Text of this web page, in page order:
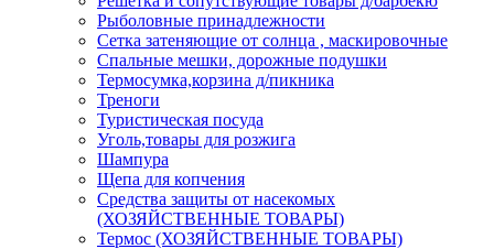
Рыболовные принадлежности
Сетка затеняющие от солнца , маскировочные
Спальные мешки, дорожные подушки
Термосумка,корзина д/пикника
Треноги
Туристическая посуда
Уголь,товары для розжига
Шампура
Щепа для копчения
Средства защиты от насекомых
(ХОЗЯЙСТВЕННЫЕ ТОВАРЫ)
Термос (ХОЗЯЙСТВЕННЫЕ ТОВАРЫ)